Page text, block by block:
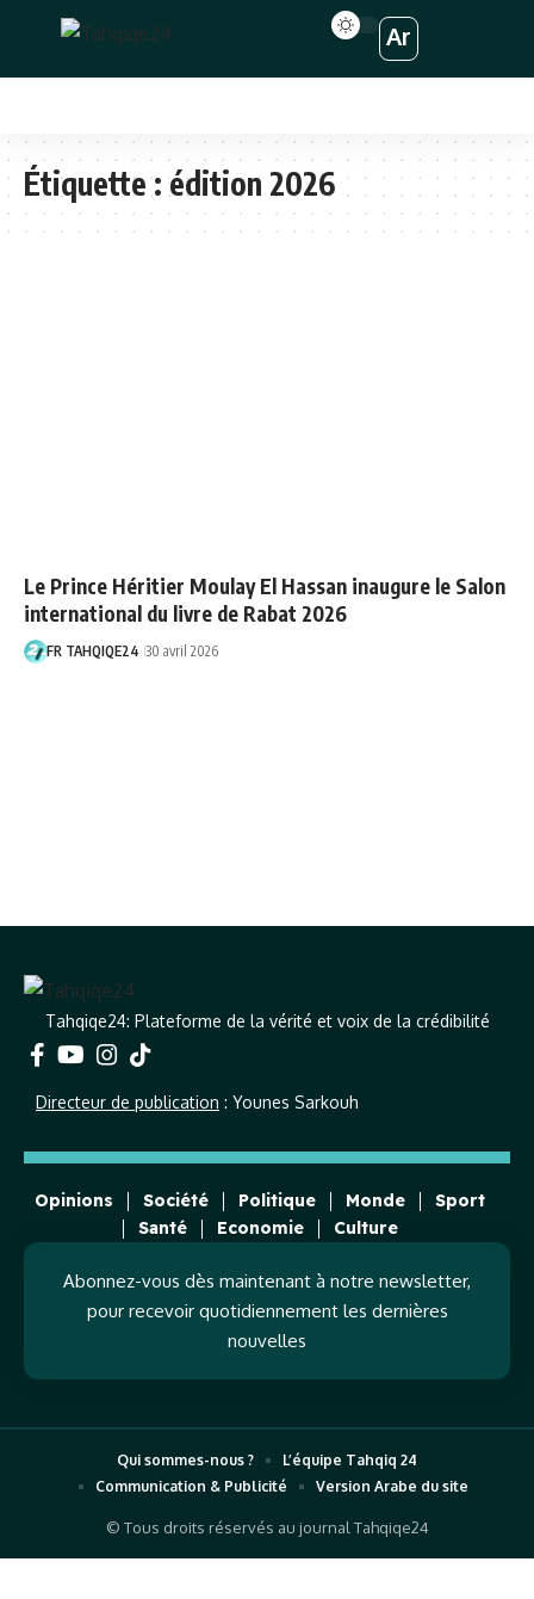
Ar
Étiquette :édition 2026
Le Prince Héritier Moulay El Hassan inaugure le Salon
international du livre de Rabat 2026
FR TAHQIQE24 30 avril 2026
Tahqiqe24: Plateforme de la vérité et voix de la crédibilité
Directeur de publication : Younes Sarkouh
Opinions Société Politique Monde
Sport
Santé
Economie Culture
Abonnez-vous dès maintenant à notre newsletter,
pour recevoir quotidiennement les dernières
nouvelles
© Tous droits réservés au journal Tahqiqe24
Qui sommes-nous ?
L’équipe Tahqiq 24
Communication & Publicité
Version Arabe du site